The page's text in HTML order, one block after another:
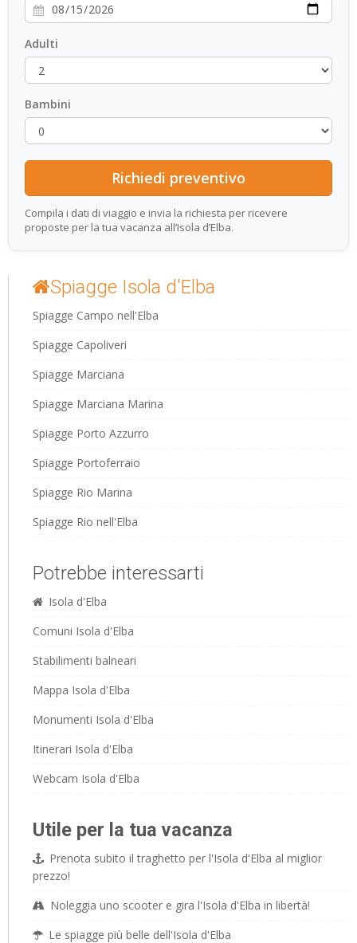
Adulti
Bambini
Compila i dati di viaggio e invia la richiesta per ricevere
proposte per la tua vacanza all’Isola d’Elba.
Spiagge Isola d'Elba
Spiagge Campo nell'Elba
Spiagge Capoliveri
Spiagge Marciana
Spiagge Marciana Marina
Spiagge Porto Azzurro
Spiagge Portoferraio
Spiagge Rio Marina
Spiagge Rio nell'Elba
Potrebbe interessarti
Isola d'Elba
Comuni Isola d'Elba
Stabilimenti balneari
Mappa Isola d'Elba
Monumenti Isola d'Elba
Itinerari Isola d'Elba
Webcam Isola d'Elba
Utile per la tua vacanza
Prenota subito il traghetto per l'Isola d'Elba al miglior
prezzo!
Noleggia uno scooter e gira l'Isola d'Elba in libertà!
Le spiagge più belle dell'Isola d'Elba